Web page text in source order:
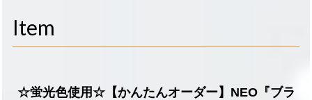
Item
☆蛍光色使用☆【かんたんオーダー】NEO『ブラ